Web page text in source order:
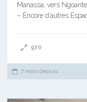
Manassa, vers
– Encore d’autres
970
7 mois depuis